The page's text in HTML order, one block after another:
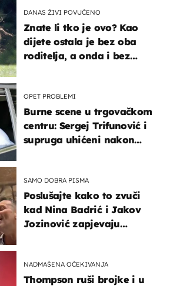
DANAS ŽIVI POVUČENO
Znate li tko je ovo? Kao
dijete ostala je bez oba
roditelja, a onda i bez
OPET PROBLEMI
Burne scene u trgovačkom
centru: Sergej Trifunović i
supruga uhićeni nakon
SAMO DOBRA PISMA
Poslušajte kako to zvuči
kad Nina Badrić i Jakov
Jozinović zapjevaju
NADMAŠENA OČEKIVANJA
Thompson ruši brojke i u